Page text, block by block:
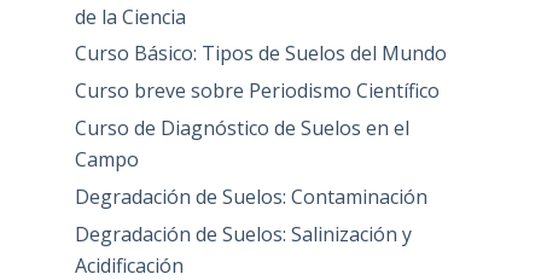
de la Ciencia
Curso Básico: Tipos de Suelos del Mundo
Curso breve sobre Periodismo Científico
Curso de Diagnóstico de Suelos en el
Campo
Degradación de Suelos: Contaminación
Degradación de Suelos: Salinización y
Acidificación